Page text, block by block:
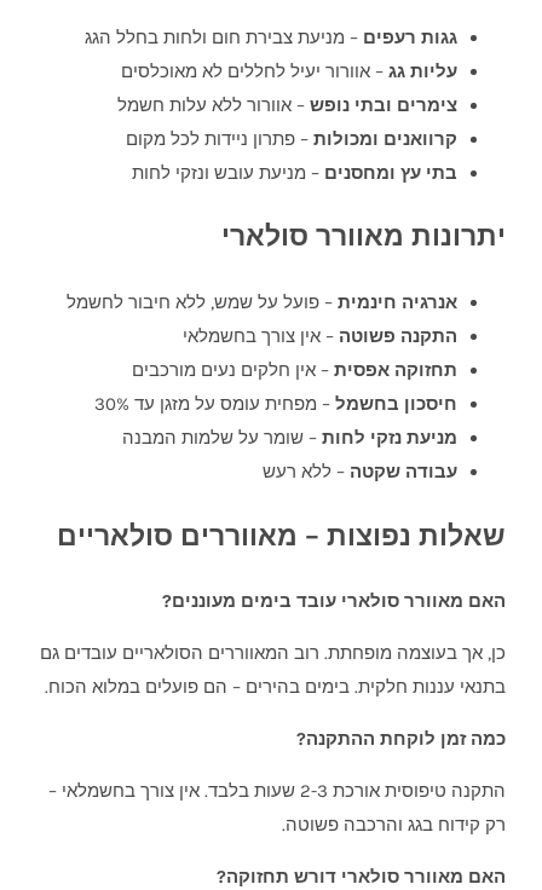
גגות רעפים – מניעת צבירת חום ולחות בחלל הגג
עליות גג – אוורור יעיל לחללים לא מאוכלסים
צימרים ובתי נופש – אוורור ללא עלות חשמל
קרוואנים ומכולות – פתרון ניידות לכל מקום
בתי עץ ומחסנים – מניעת עובש ונזקי לחות
יתרונות מאוורר סולארי
אנרגיה חינמית – פועל על שמש, ללא חיבור לחשמל
התקנה פשוטה – אין צורך בחשמלאי
תחזוקה אפסית – אין חלקים נעים מורכבים
חיסכון בחשמל – מפחית עומס על מזגן עד 30%
מניעת נזקי לחות – שומר על שלמות המבנה
עבודה שקטה – ללא רעש
שאלות נפוצות – מאווררים סולאריים
האם מאוורר סולארי עובד בימים מעוננים?
כן, אך בעוצמה מופחתת. רוב המאווררים הסולאריים עובדים גם
בתנאי עננות חלקית. בימים בהירים – הם פועלים במלוא הכוח.
כמה זמן לוקחת ההתקנה?
התקנה טיפוסית אורכת 2-3 שעות בלבד. אין צורך בחשמלאי –
רק קידוח בגג והרכבה פשוטה.
האם מאוורר סולארי דורש תחזוקה?